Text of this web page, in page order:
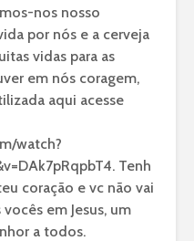
nos nosso
por nós e a cerveja
vidas para as
em nós coragem,
aqui acesse
watch?
Tenh
coração e vc não vai
em Jesus, um
a todos.